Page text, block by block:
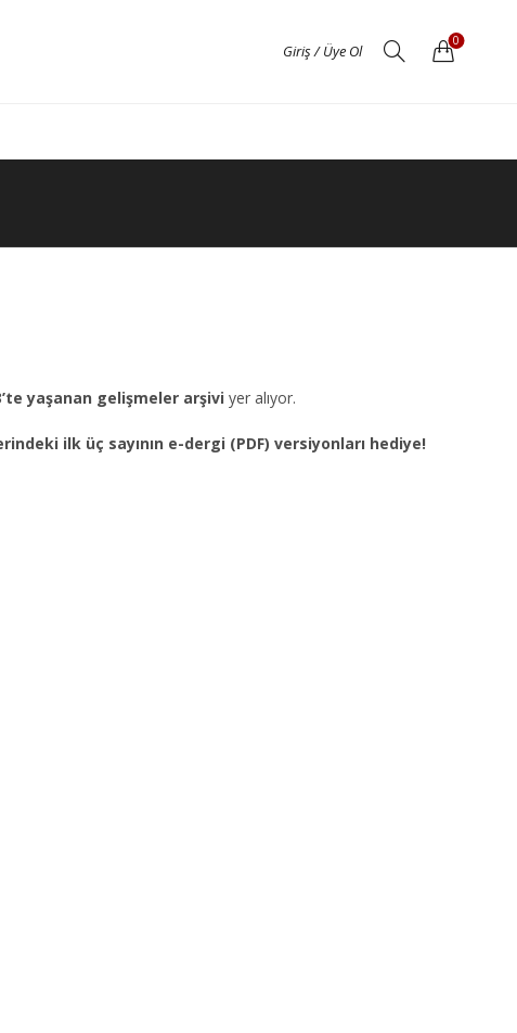
Giriş / Üye Ol
0
yaşanan gelişmeler arşivi yer alıyor.
ilk üç sayının e-dergi (PDF) versiyonları hediye!